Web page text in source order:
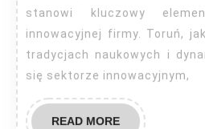
stanowi kluczowy
innowacyjnej firmy. Toruń,
tradycjach naukowych i
się sektorze innowacyjnym,
READ MOREREAD